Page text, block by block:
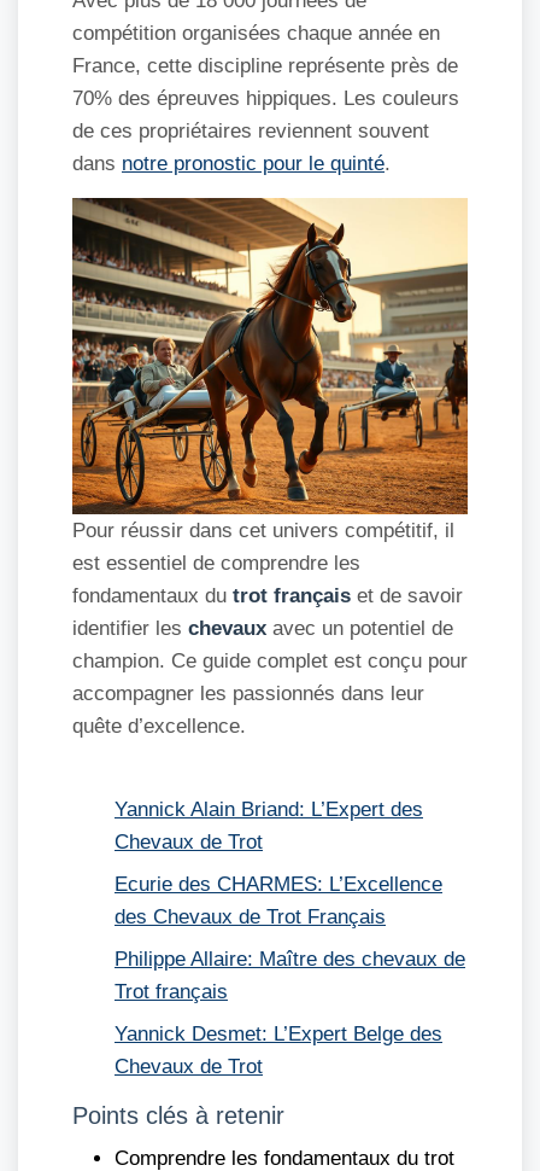
compétition organisées chaque année en
France, cette discipline représente près de
70% des épreuves hippiques. Les couleurs
de ces propriétaires reviennent souvent
dans notre pronostic pour le quinté.
Pour réussir dans cet univers compétitif, il
est essentiel de comprendre les
fondamentaux du trot français et de savoir
identifier les chevaux avec un potentiel de
champion. Ce guide complet est conçu pour
accompagner les passionnés dans leur
quête d’excellence.
Yannick Alain Briand: L’Expert des
Chevaux de Trot
Ecurie des CHARMES: L’Excellence
des Chevaux de Trot Français
Philippe Allaire: Maître des chevaux de
Trot français
Yannick Desmet: L’Expert Belge des
Chevaux de Trot
Points clés à retenir
Comprendre les fondamentaux du trot